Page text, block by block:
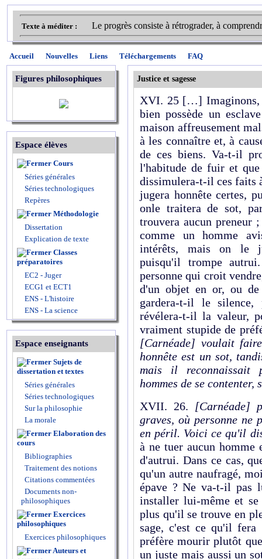
Texte à méditer : Le progrès consiste à rétrograder, à
Accueil Nouvelles Liens Téléchargements FAQ
Figures philosophiques
Espace élèves
Cours
Séries générales
Séries technologiques
Repères
Méthodologie
Dissertation
Explication de texte
Classes
préparatoires
EC2 - Juger
ECG1 et ECT1
ENS - L'histoire
ENS - La science
Espace enseignants
Sujets de
dissertation et textes
Séries générales
Séries technologiques
Sur la philosophie
La morale
Elaboration des
cours
Bibliographies
Traitement des notions
Citations commentées
Documents non-
philosophiques
Exercices
philosophiques
Exercices philosophiques
Auteurs et
Justice et sagesse
XVI. 25 […] Imaginons,
bien possède un
maison affreusement
à les connaître et, à
de ces biens. Va-t-il
l'habitude de fuir et
dissimulera-t-il ces faits
jugera honnête certes,
onle traitera de sot,
trouvera aucun preneur
comme un homme
intérêts, mais on le
puisqu'il trompe
personne qui croit
d'un objet en or, ou
gardera-t-il le
révélera-t-il la valeur,
vraiment stupide de
[Carnéade] voulait
honnête est un sot,
mais il reconnaissait
hommes de se contenter,
XVII. 26.
[Carnéade]
graves, où personne ne
en péril. Voicice qu'il
à ne tuer aucun
d'autrui. Dans ce cas,
qu'un autre naufragé,
épave ? Ne va-t-il pas
installer lui-même et
plus qu'il se trouve en
sage, c'est ce qu'il
préfère mourir plutôt
un juste mais aussi un